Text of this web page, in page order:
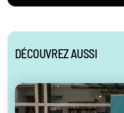
DÉCOUVREZ AUSSI